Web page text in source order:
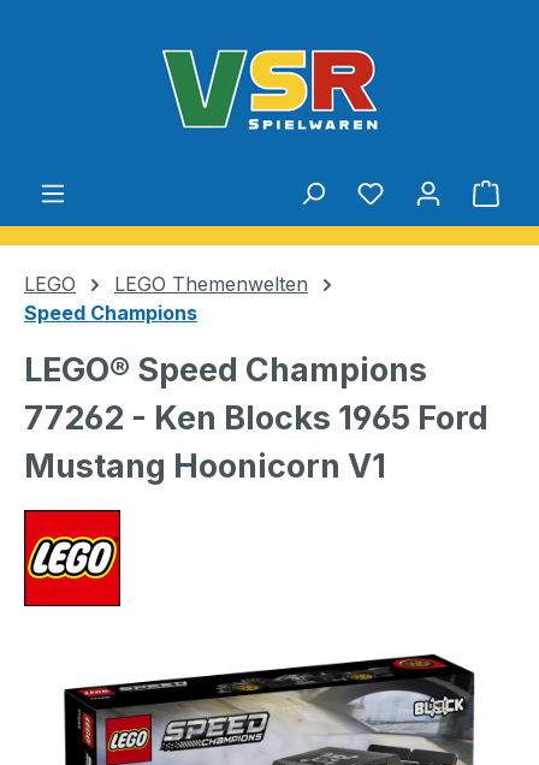
Du hast 0
LEGO
LEGO Themenwelten
Speed Champions
LEGO® Speed Champions
77262 - Ken Blocks 1965 Ford
Mustang Hoonicorn V1
Bildergalerie überspringen